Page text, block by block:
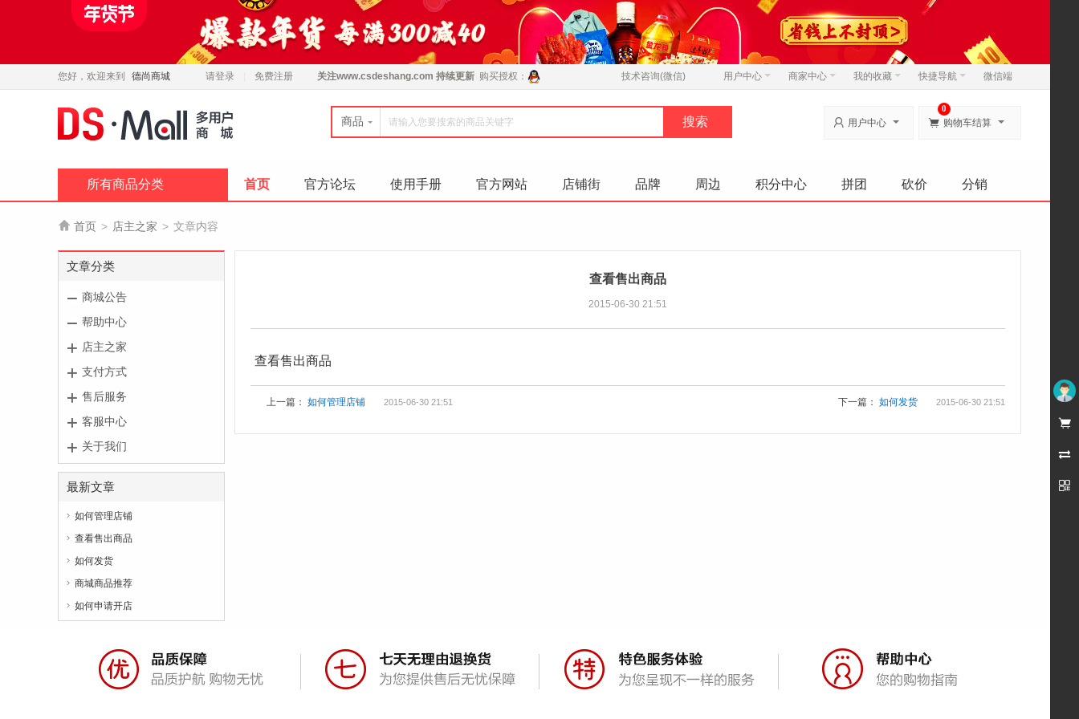
您好，欢迎来到 德尚商城 请登录 免费注册 关注www.csdeshang.com 持续更新 购买授权： 技术咨询(微信) 用户中心 商家中心 我的收藏 快捷导航 微信端
未登录



商品  用户中心  购物车结算
0
所有商品分类 首页 官方论坛 使用手册 官方网站 店铺街 品牌 周边 积分中心 拼团 砍价 分销
 首页 > 店主之家 > 文章内容
文章分类
商城公告
帮助中心
店主之家
支付方式
售后服务
客服中心
关于我们
最新文章
 如何管理店铺
 查看售出商品
 如何发货
 商城商品推荐
 如何申请开店
查看售出商品
2015-06-30 21:51
查看售出商品
上一篇： 如何管理店铺 2015-06-30 21:51 下一篇： 如何发货 2015-06-30 21:51